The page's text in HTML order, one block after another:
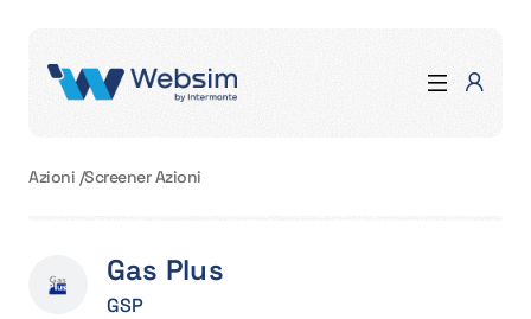
Azioni /Screener Azioni
Gas Plus
GSP